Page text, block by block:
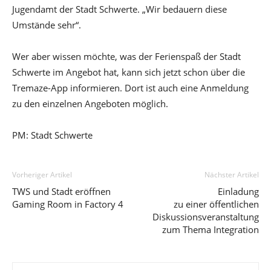
Jugendamt der Stadt Schwerte. „Wir bedauern diese
Umstände sehr“.
Wer aber wissen möchte, was der Ferienspaß der Stadt
Schwerte im Angebot hat, kann sich jetzt schon über die
Tremaze-App informieren. Dort ist auch eine Anmeldung
zu den einzelnen Angeboten möglich.
PM: Stadt Schwerte
Vorheriger Artikel
TWS und Stadt eröffnen
Gaming Room in Factory 4
Nächster Artikel
Einladung
zu einer öffentlichen
Diskussionsveranstaltung
zum Thema Integration